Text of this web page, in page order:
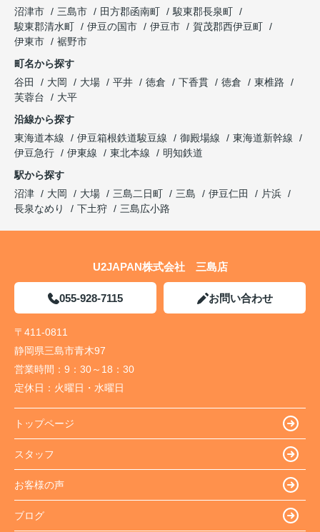
沼津市
三島市 田方郡函南町
駿東郡長泉町
駿東郡清水町
伊豆の国市 伊豆市
賀茂郡西伊豆町
伊東市
裾野市
町名から探す
谷田
大岡 大場 平井 徳倉 下香貫 徳倉
東椎路
芙蓉台
大平
沿線から探す
東海道本線
伊豆箱根鉄道駿豆線 御殿場線
東海道新幹線
伊豆急行
伊東線 東北本線
明知鉄道
駅から探す
沼津
大岡 大場 三島二日町 三島 伊豆仁田
片浜
長泉なめり
下土狩 三島広小路
U2JAPAN株式会社 三島店
055-928-7115 お問い合わせ
〒411-0811
静岡県三島市青木97
営業時間： 9：30～18：30
定休日： 火曜日・水曜日
トップページ
スタッフ
お客様の声
ブログ